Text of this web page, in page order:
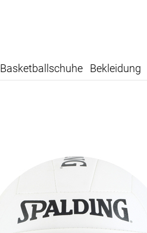
Basketballschuhe Bekleidung